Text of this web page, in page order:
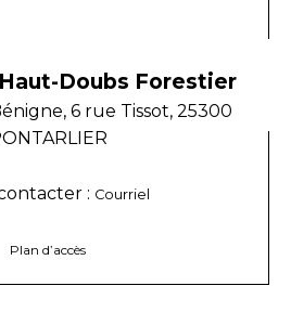
Doubs Forestier
6 rue Tissot, 25300
: Courriel
Plan d’accès